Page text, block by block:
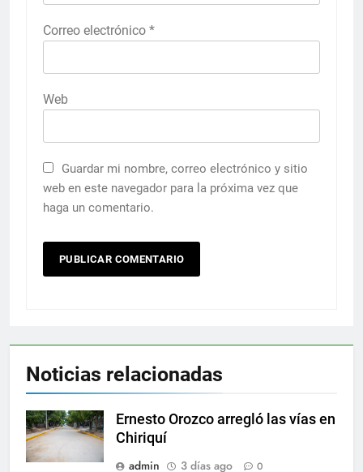
Correo electrónico *
Web
Guardar mi nombre, correo electrónico y sitio
web en este navegador para la próxima vez que
haga un comentario.
Noticias relacionadas
Ernesto Orozco arregló las vías en
Chiriquí
admin
3 días ago 0